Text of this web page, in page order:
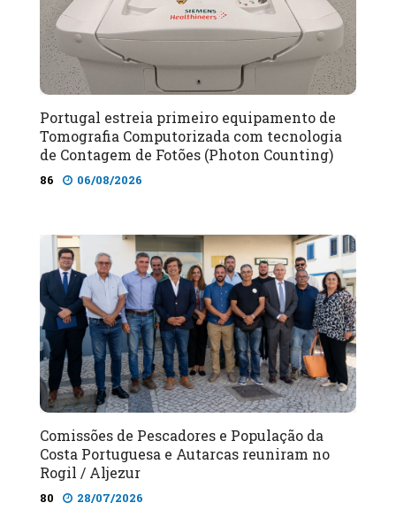
Portugal estreia primeiro equipamento de
Tomografia Computorizada com tecnologia
de Contagem de Fotões (Photon Counting)
86 06/08/2026
Comissões de Pescadores e População da
Costa Portuguesa e Autarcas reuniram no
Rogil / Aljezur
80 28/07/2026